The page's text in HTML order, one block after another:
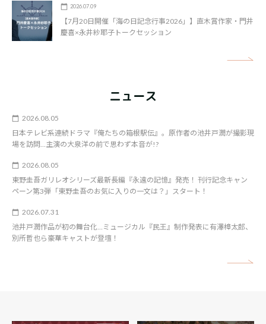
2026.07.09
【7月20日開催「海の日記念行事2026」】直木賞作家・門井
慶喜×永井紗耶子トークセッション
ニュース
2026.08.05
日本テレビ系連続ドラマ『俺たちの箱根駅伝』。原作者の池井戸潤が撮影現
場を訪問…主演の大泉洋の前で思わず本音が!?
2026.08.05
東野圭吾ガリレオシリーズ最新長編『永遠の記憶』発売！ 刊行記念キャン
ペーン第3弾「東野圭吾のお気に入りの一文は？」スタート！
2026.07.31
池井戸潤作品が初の舞台化…ミュージカル『民王』制作発表に有澤樟太郎、
別所哲也ら豪華キャストが登壇！